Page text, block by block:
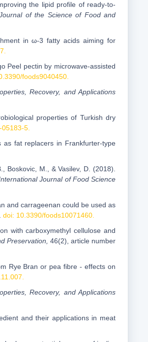
the lipid profile of ready-to-
of the Science of Food and
in ω-3 fatty acids aiming for
Peel pectin by microwave-assisted
foods9040450.
Recovery, and Applications
properties of Turkish dry
5.
fat replacers in Frankfurter-type
Boskovic, M., & Vasilev, D. (2018).
Journal of Food Science
and carrageenan could be used as
doi: 10.3390/foods10071460.
with carboxymethyl cellulose and
Preservation, 46(2), article number
Rye Bran or pea fibre - effects on
Recovery, and Applications
and their applications in meat